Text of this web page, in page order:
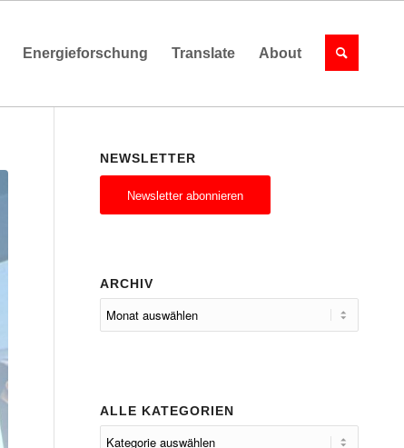
Energieforschung Translate About
NEWSLETTER
Newsletter abonnieren
ARCHIV
ALLE KATEGORIEN